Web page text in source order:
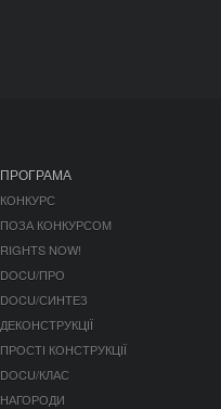
ПРОГРАМА
КОНКУРС
ПОЗА КОНКУРСОМ
RIGHTS NOW!
DOCU/ПРО
DOCU/СИНТЕЗ
ДЕКОНСТРУКЦІЇ
ПРОСТІ КОНСТРУКЦІЇ
DOCU/КЛАС
НАГОРОДИ